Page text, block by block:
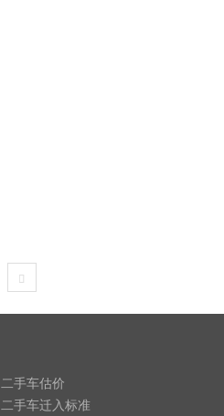
二手车估价
二手车迁入标准